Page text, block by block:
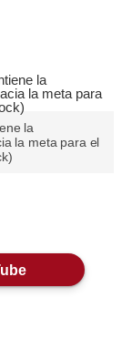
la
la meta para el